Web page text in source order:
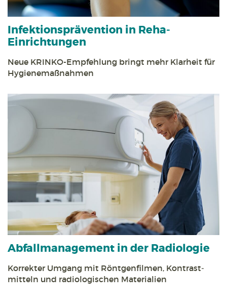
Infektions­prävention in Reha­
Einrichtungen
Neue KRINKO-Empfehlung bringt mehr Klarheit für
Hygiene­maßnahmen
Abfall­management in der Radiologie
Korrekter Umgang mit Röntgen­filmen, Kontrast­
mitteln und radiologischen Materialien